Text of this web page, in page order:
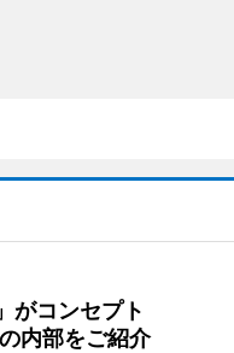
がコンセプト
内部をご紹介